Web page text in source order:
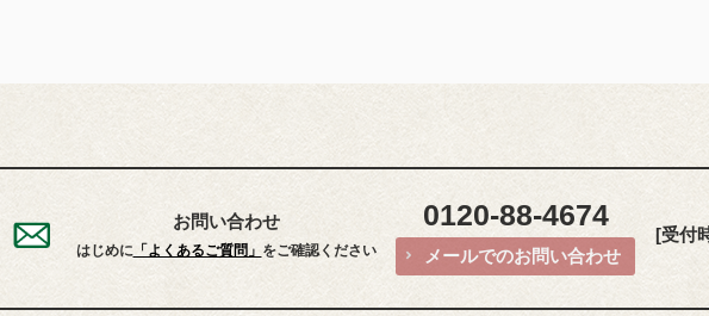
お問い合わせ
はじめに 「よくあるご質問」 をご確認ください
0120-88-4674
メールでのお問い合わせ
[受付